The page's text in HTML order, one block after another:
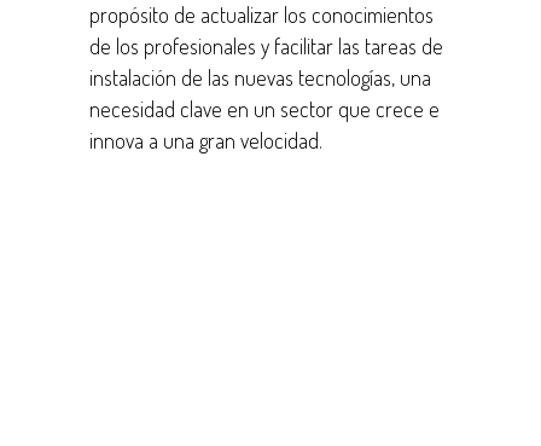
propósito de actualizar los conocimientos
de los profesionales y facilitar las tareas de
instalación de las nuevas tecnologías, una
necesidad clave en un sector que crece e
innova a una gran velocidad.